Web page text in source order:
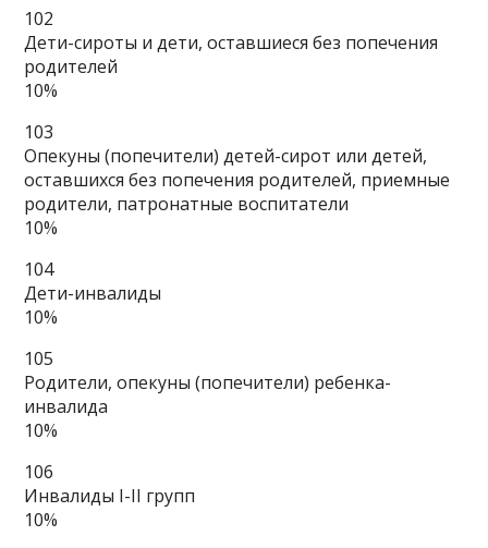
102
Дети-сироты и дети, оставшиеся без попечения
родителей
10%
103
Опекуны (попечители) детей-сирот или детей,
оставшихся без попечения родителей, приемные
родители, патронатные воспитатели
10%
104
Дети-инвалиды
10%
105
Родители, опекуны (попечители) ребенка-
инвалида
10%
106
Инвалиды I-II групп
10%